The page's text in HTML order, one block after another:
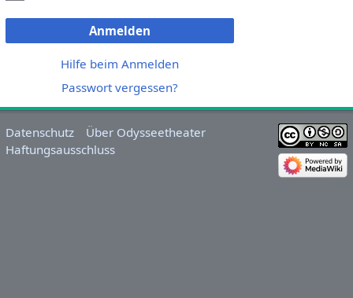
Anmelden
Hilfe beim Anmelden
Passwort vergessen?
Datenschutz
Über Odysseetheater
Haftungsausschluss